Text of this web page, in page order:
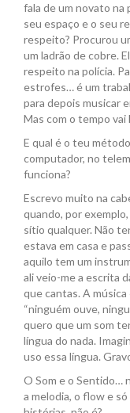
fala de um novato na
seu espaço e o seu
respeito? Procurou
um ladrão de cobre.
respeito na polícia.
estrofes… é um
para depois musicar
Mas com o tempo vai
E qual é o teu
computador, no
funciona?
Escrevo muito na
quando, por
sítio qualquer. Não
estava em casa e
aquilo tem um
ali veio-me a escrita
que cantas. A
“ninguém ouve,
quero que um som
língua do nada.
uso essa língua.
O Som e o Sentido…
a melodia, o flow e